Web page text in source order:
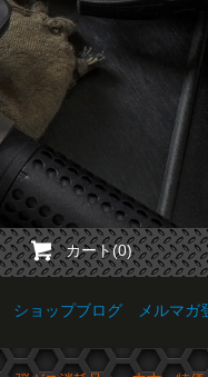
カート(0)
ショップブログ メルマガ